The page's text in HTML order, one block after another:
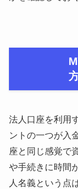
法人口座を利用
ントの一つが入
座と同じ感覚で
や手続きに時間
人名義という点